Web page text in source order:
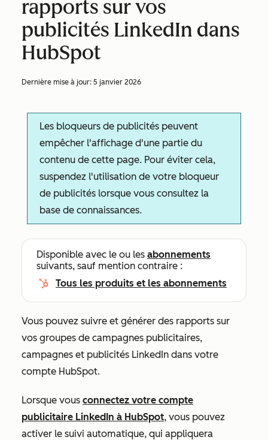
rapports sur vos
publicités LinkedIn dans
HubSpot
Dernière mise à jour: 5 janvier 2026
Les bloqueurs de publicités peuvent
empêcher l'affichage d'une partie du
contenu de cette page. Pour éviter cela,
suspendez l'utilisation de votre bloqueur
de publicités lorsque vous consultez la
base de connaissances.
Disponible avec le ou les abonnements
suivants, sauf mention contraire :
Tous les produits et les abonnements
Vous pouvez suivre et générer des rapports sur
vos groupes de campagnes publicitaires,
campagnes et publicités LinkedIn dans votre
compte HubSpot.
Lorsque vous connectez votre compte
publicitaire LinkedIn à HubSpot, vous pouvez
activer le suivi automatique, qui appliquera